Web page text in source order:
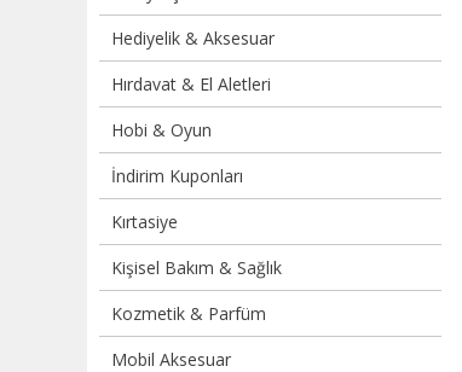
Hediyelik & Aksesuar
Hırdavat & El Aletleri
Hobi & Oyun
İndirim Kuponları
Kırtasiye
Kişisel Bakım & Sağlık
Kozmetik & Parfüm
Mobil Aksesuar